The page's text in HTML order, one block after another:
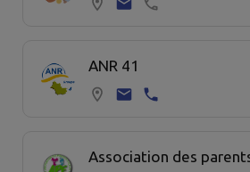
ANR 41
Association des